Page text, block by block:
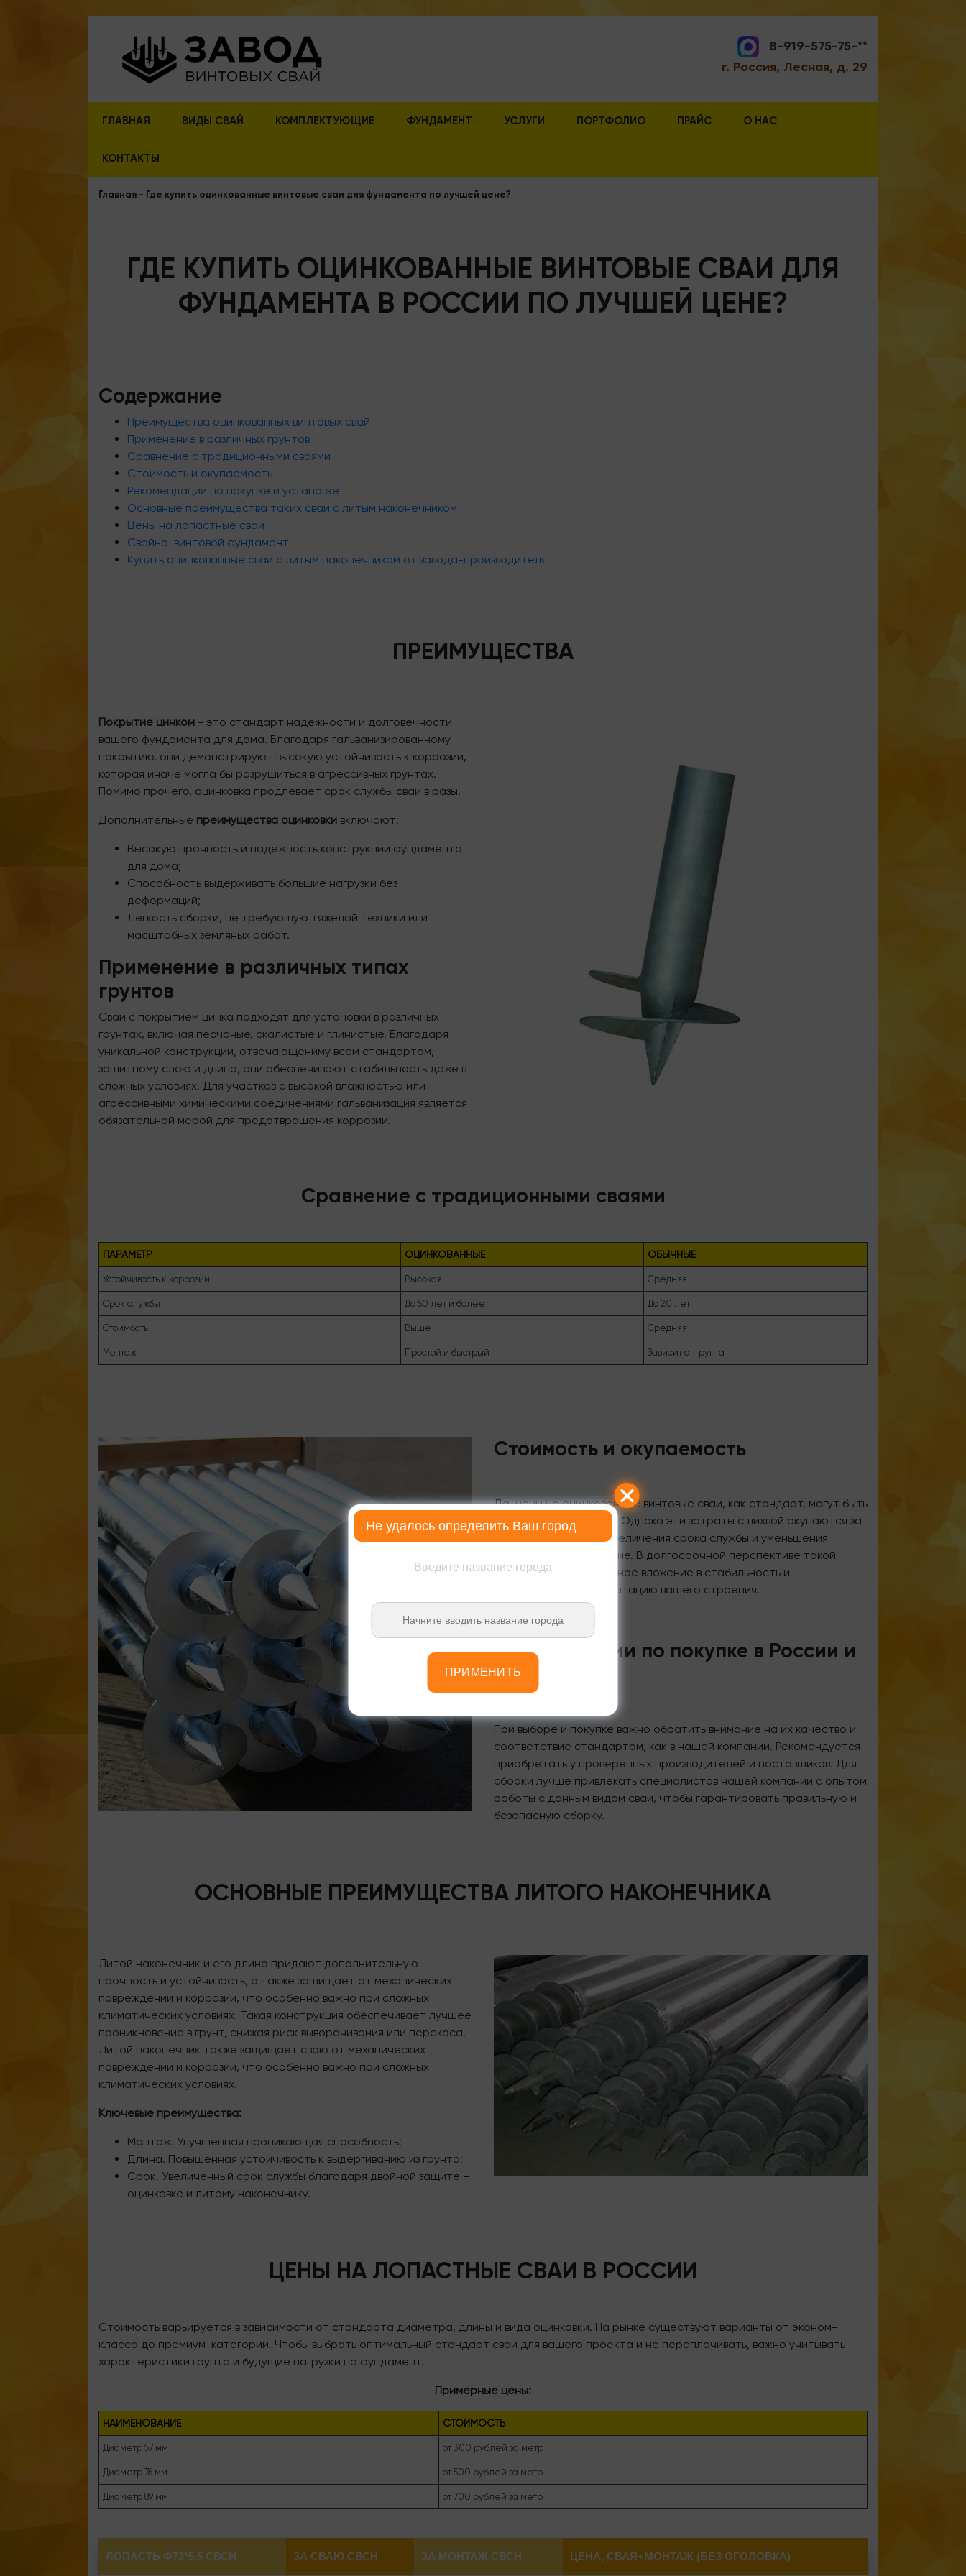
8-919-575-75-**
г. Россия, Лесная, д. 29
ГЛАВНАЯ ВИДЫ СВАЙ КОМПЛЕКТУЮЩИЕ ФУНДАМЕНТ УСЛУГИ ПОРТФОЛИО ПРАЙС О НАС
КОНТАКТЫ
Главная - Где купить оцинкованные винтовые сваи для фундамента по лучшей цене?
ГДЕ КУПИТЬ ОЦИНКОВАННЫЕ ВИНТОВЫЕ СВАИ ДЛЯ
ФУНДАМЕНТА В РОССИИ ПО ЛУЧШЕЙ ЦЕНЕ?
Содержание
Преимущества оцинкованных винтовых свай
Применение в различных грунтов
Сравнение с традиционными сваями
Стоимость и окупаемость
Рекомендации по покупке и установке
Основные преимущества таких свай с литым наконечником
Цены на лопастные сваи
Свайно-винтовой фундамент
Купить оцинкованные сваи с литым наконечником от завода-производителя
ПРЕИМУЩЕСТВА
Покрытие цинком - это стандарт надежности и долговечности
вашего фундамента для дома. Благодаря гальванизированному
покрытию, они демонстрируют высокую устойчивость к коррозии,
которая иначе могла бы разрушиться в агрессивных грунтах.
Помимо прочего, оцинковка продлевает срок службы свай в разы.
Дополнительные преимущества оцинковки включают:
Высокую прочность и надежность конструкции фундамента
для дома;
Способность выдерживать большие нагрузки без
деформаций;
Легкость сборки, не требующую тяжелой техники или
масштабных земляных работ.
Применение в различных типах
грунтов
Сваи с покрытием цинка подходят для установки в различных
грунтах, включая песчаные, скалистые и глинистые. Благодаря
уникальной конструкции, отвечающениму всем стандартам,
защитному слою и длина, они обеспечивают стабильность даже в
сложных условиях. Для участков с высокой влажностью или
агрессивными химическими соединениями гальванизация является
обязательной мерой для предотвращения коррозии.
Сравнение с традиционными сваями
ПАРАМЕТР ОЦИНКОВАННЫЕ ОБЫЧНЫЕ
Устойчивость к коррозии Высокая Средняя
Срок службы До 50 лет и более До 20 лет
Стоимость Выше Средняя
Монтаж Простой и быстрый Зависит от грунта
Стоимость и окупаемость
Да, цены на оцинкованные винтовые сваи, как стандарт, могут быть
выше, чем на обычные. Однако эти затраты с лихвой окупаются за
счет значительного увеличения срока службы и уменьшения
затрат на обслуживание. В долгосрочной перспективе такой
выбор — это эффективное вложение в стабильность и
долгосрочную эксплуатацию вашего строения.
Рекомендации по покупке в России и
их сборке
При выборе и покупке важно обратить внимание на их качество и
соответствие стандартам, как в нашей компании. Рекомендуется
приобретать у проверенных производителей и поставщиков. Для
сборки лучше привлекать специалистов нашей компании с опытом
работы с данным видом свай, чтобы гарантировать правильную и
безопасную сборку.
ОСНОВНЫЕ ПРЕИМУЩЕСТВА ЛИТОГО НАКОНЕЧНИКА
Литой наконечник и его длина придают дополнительную
прочность и устойчивость, а также защищает от механических
повреждений и коррозии, что особенно важно при сложных
климатических условиях. Такая конструкция обеспечивает лучшее
проникновение в грунт, снижая риск выворачивания или перекоса.
Литой наконечник также защищает сваю от механических
повреждений и коррозии, что особенно важно при сложных
климатических условиях.
Ключевые преимущества:
Монтаж. Улучшенная проникающая способность;
Длина. Повышенная устойчивость к выдергиванию из грунта;
Срок. Увеличенный срок службы благодаря двойной защите –
оцинковке и литому наконечнику.
ЦЕНЫ НА ЛОПАСТНЫЕ СВАИ В РОССИИ
Стоимость варьируется в зависимости от стандарта диаметра, длины и вида оцинковки. На рынке существуют варианты от эконом-
класса до премиум-категории. Чтобы выбрать оптимальный стандарт сваи для вашего проекта и не переплачивать, важно учитывать
характеристики грунта и будущие нагрузки на фундамент.
Примерные цены:
НАИМЕНОВАНИЕ СТОИМОСТЬ
Диаметр 57 мм от 300 рублей за метр
Диаметр 76 мм от 500 рублей за метр
Диаметр 89 мм от 700 рублей за метр
ЛОПАСТЬ Ф73*5.5 СВСН ЗА СВАЮ СВСН ЗА МОНТАЖ СВСН ЦЕНА, СВАЯ+МОНТАЖ (БЕЗ ОГОЛОВКА)
Не удалось определить Ваш город
Введите название города
ПРИМЕНИТЬ